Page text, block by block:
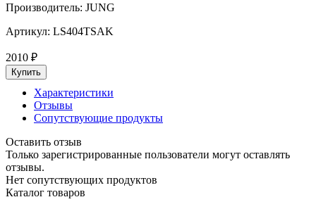
Производитель: JUNG
Артикул: LS404TSAK
2010 ₽
Характеристики
Отзывы
Сопутствующие продукты
Оставить отзыв
Только зарегистрированные пользователи могут оставлять
отзывы.
Нет сопутствующих продуктов
Каталог товаров